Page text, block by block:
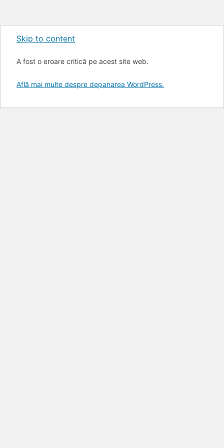
Skip to content
A fost o eroare critică pe acest site web.
Află mai multe despre depanarea WordPress.